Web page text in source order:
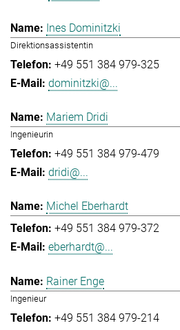
Ines Dominitzki
Direktionsassistentin
+49 551 384 979-325
dominitzki@...
Mariem Dridi
Ingenieurin
+49 551 384 979-479
dridi@...
Michel Eberhardt
+49 551 384 979-372
eberhardt@...
Rainer Enge
Ingenieur
+49 551 384 979-214